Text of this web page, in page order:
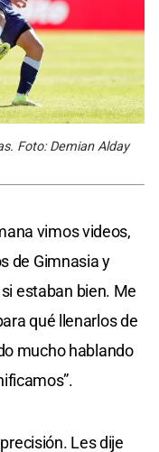
Foto: Demian Alday
vimos videos,
de Gimnasia y
estaban bien. Me
qué llenarlos de
mucho hablando
Les dije